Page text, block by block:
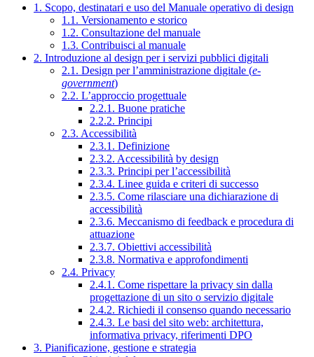
1. Scopo, destinatari e uso del Manuale operativo di design
1.1. Versionamento e storico
1.2. Consultazione del manuale
1.3. Contribuisci al manuale
2. Introduzione al design per i servizi pubblici digitali
2.1. Design per l’amministrazione digitale (e-
government)
2.2. L’approccio progettuale
2.2.1. Buone pratiche
2.2.2. Principi
2.3. Accessibilità
2.3.1. Definizione
2.3.2. Accessibilità by design
2.3.3. Principi per l’accessibilità
2.3.4. Linee guida e criteri di successo
2.3.5. Come rilasciare una dichiarazione di
accessibilità
2.3.6. Meccanismo di feedback e procedura di
attuazione
2.3.7. Obiettivi accessibilità
2.3.8. Normativa e approfondimenti
2.4. Privacy
2.4.1. Come rispettare la privacy sin dalla
progettazione di un sito o servizio digitale
2.4.2. Richiedi il consenso quando necessario
2.4.3. Le basi del sito web: architettura,
informativa privacy, riferimenti DPO
3. Pianificazione, gestione e strategia